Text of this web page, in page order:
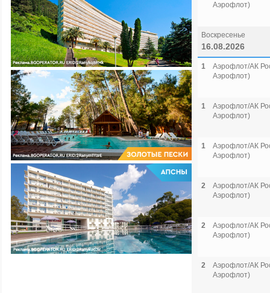
Аэрофлот)
Воскресенье
16.08.2026
1
Аэрофлот/АК
Аэрофлот)
1
Аэрофлот/АК
Аэрофлот)
1
Аэрофлот/АК
Аэрофлот)
2
Аэрофлот/АК
Аэрофлот)
2
Аэрофлот/АК
Аэрофлот)
2
Аэрофлот/АК
Аэрофлот)